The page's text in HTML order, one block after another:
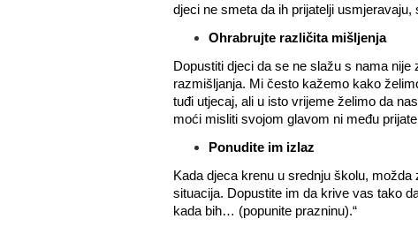
djeci ne smeta da ih prijatelji
Ohrabrujte različita mišljenja
Dopustiti djeci da se ne slažu s nama
razmišljanja. Mi često kažemo kako
tuđi utjecaj, ali u isto vrijeme želimo da
moći misliti svojom glavom ni među
Ponudite im izlaz
Kada djeca krenu u srednju školu, možda
situacija. Dopustite im da krive vas tako
kada bih… (popunite prazninu).“